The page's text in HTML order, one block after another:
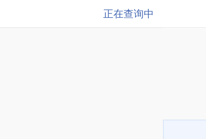
正在查询中